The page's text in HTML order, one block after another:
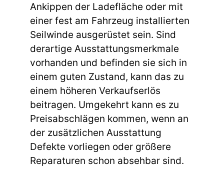
Ankippen der Ladefläche oder mit
einer fest am Fahrzeug installierten
Seilwinde ausgerüstet sein. Sind
derartige Ausstattungsmerkmale
vorhanden und befinden sie sich in
einem guten Zustand, kann das zu
einem höheren Verkaufserlös
beitragen. Umgekehrt kann es zu
Preisabschlägen kommen, wenn an
der zusätzlichen Ausstattung
Defekte vorliegen oder größere
Reparaturen schon absehbar sind.